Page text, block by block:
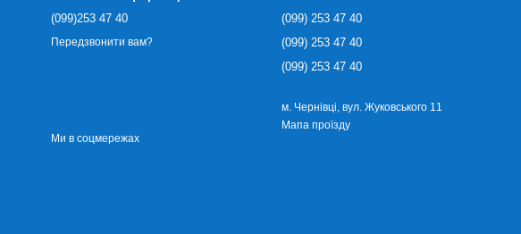
(099)253 47 40
Передзвонити вам?
(099) 253 47 40
(099) 253 47 40
(099) 253 47 40
м. Чернівці, вул. Жуковського 11
Мапа проїзду
Ми в соцмережах